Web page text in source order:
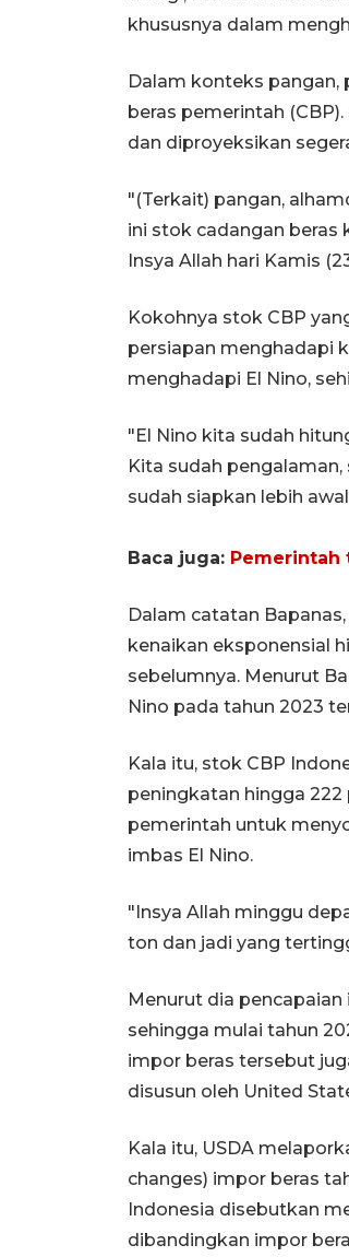
khususnya dalam
Dalam konteks
beras pemerintah
dan diproyeksikan
"(Terkait) pangan,
ini stok cadangan beras
Insya Allah hari Kamis
Kokohnya stok CBP
persiapan menghadapi
menghadapi El Nino,
"El Nino kita sudah
Kita sudah pengalaman,
sudah siapkan lebih
Baca juga: Pemerintah
Dalam catatan
kenaikan eksponensial
sebelumnya. Menurut
Nino pada tahun 2023
Kala itu, stok CBP
peningkatan hingga
pemerintah untuk
imbas El Nino.
"Insya Allah minggu
ton dan jadi yang
Menurut dia
sehingga mulai tahun
impor beras tersebut
disusun oleh United
Kala itu, USDA
changes) impor beras
Indonesia disebutkan
dibandingkan impor